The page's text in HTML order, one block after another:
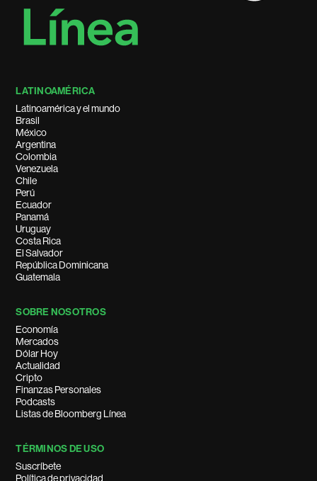
LATINOAMÉRICA
Latinoamérica y el mundo
Brasil
México
Argentina
Colombia
Venezuela
Chile
Perú
Ecuador
Panamá
Uruguay
Costa Rica
El Salvador
República Dominicana
Guatemala
SOBRE NOSOTROS
Economía
Mercados
Dólar Hoy
Actualidad
Cripto
Finanzas Personales
Podcasts
Listas de Bloomberg Línea
TÉRMINOS DE USO
Suscríbete
Política de privacidad